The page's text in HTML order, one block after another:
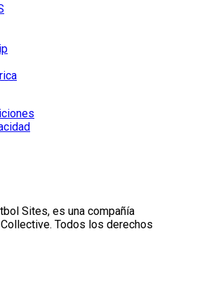
Sites, es una compañía
Todos los derechos